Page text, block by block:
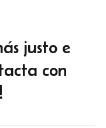
justo e
con